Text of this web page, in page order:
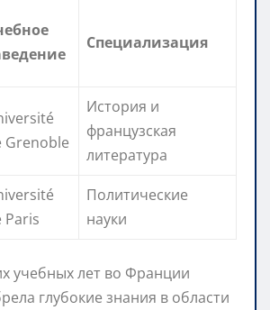
Специализация
Grenoble
История и
французская
литература
Paris
Политические
науки
учебных лет во Франции
глубокие знания в области